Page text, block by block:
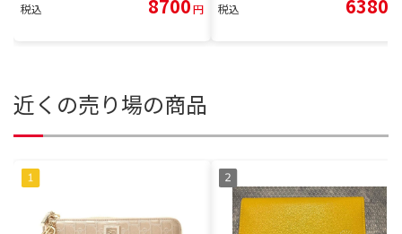
税込 8700円 税込 6380
近くの売り場の商品